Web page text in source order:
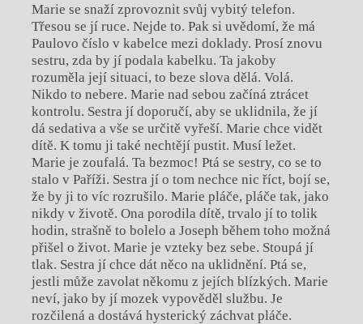
Marie se snaží zprovoznit svůj vybitý telefon.
Třesou se jí ruce. Nejde to. Pak si uvědomí, že má
Paulovo číslo v kabelce mezi doklady. Prosí znovu
sestru, zda by jí podala kabelku. Ta jakoby
rozuměla její situaci, to beze slova dělá. Volá.
Nikdo to nebere. Marie nad sebou začíná ztrácet
kontrolu. Sestra jí doporučí, aby se uklidnila, že jí
dá sedativa a vše se určitě vyřeší. Marie chce vidět
dítě. K tomu ji také nechtějí pustit. Musí ležet.
Marie je zoufalá. Ta bezmoc! Ptá se sestry, co se to
stalo v Paříži. Sestra jí o tom nechce nic říct, bojí se,
že by ji to víc rozrušilo. Marie pláče, pláče tak, jako
nikdy v životě. Ona porodila dítě, trvalo jí to tolik
hodin, strašně to bolelo a Joseph během toho možná
přišel o život. Marie je vzteky bez sebe. Stoupá jí
tlak. Sestra jí chce dát něco na uklidnění. Ptá se,
jestli může zavolat někomu z jejích blízkých. Marie
neví, jako by jí mozek vypověděl službu. Je
rozčilená a dostává hysterický záchvat pláče.